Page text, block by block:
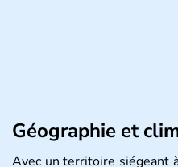
Géographie et
Avec un territoire siégeant